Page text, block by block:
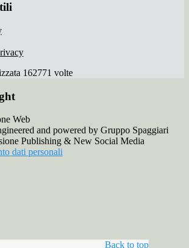
162771 volte
and powered by Gruppo Spaggiari
Publishing & New Social Media
dati personali
Back to top